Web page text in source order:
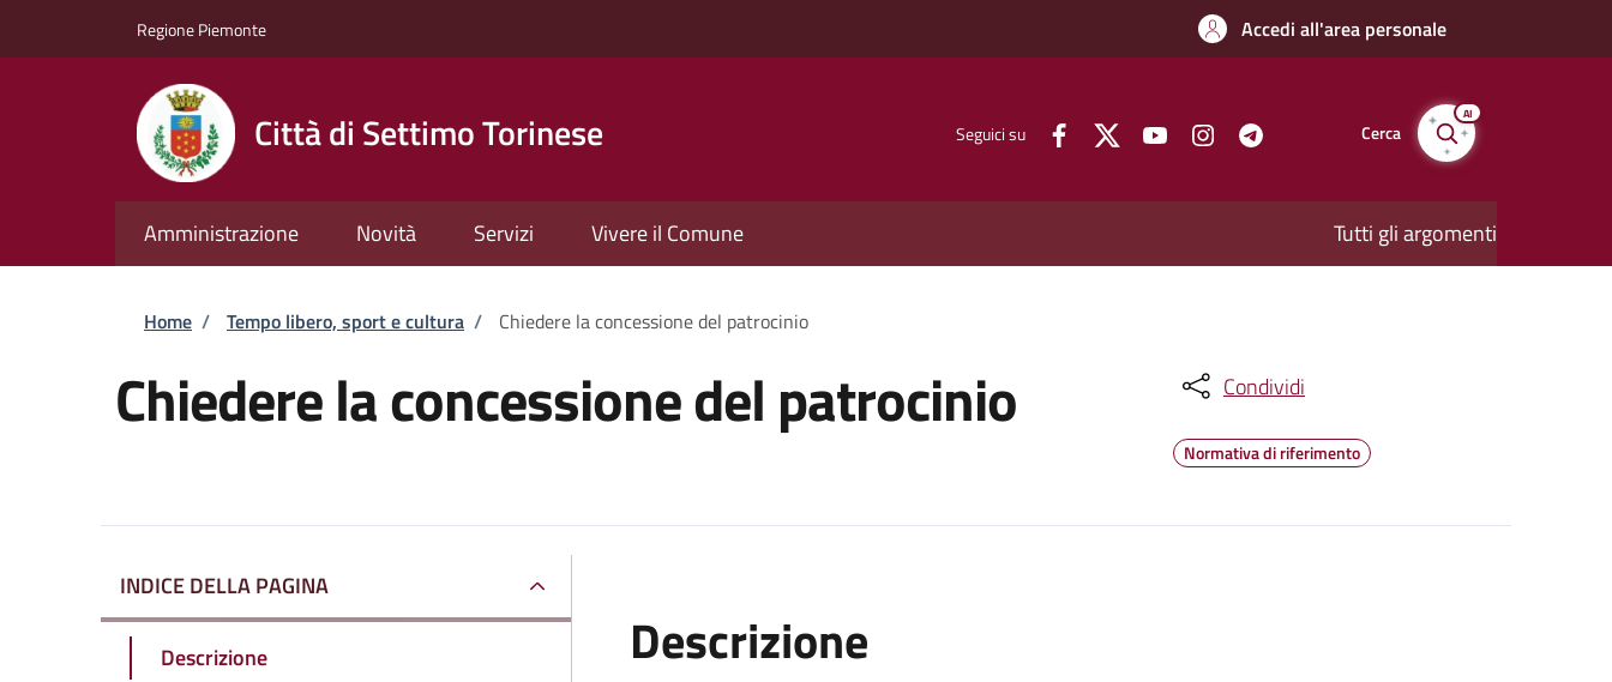
Regione Piemonte Accedi all'area personale
Città di Settimo Torinese Seguici su Cerca
AI
Amministrazione Novità Servizi Vivere il Comune Tutti gli argomenti
Briciole di pane
Home / Tempo libero, sport e cultura / Chiedere la concessione del patrocinio
Chiedere la concessione del patrocinio Condividi
Normativa di riferimento
INDICE DELLA PAGINA
Descrizione
Descrizione